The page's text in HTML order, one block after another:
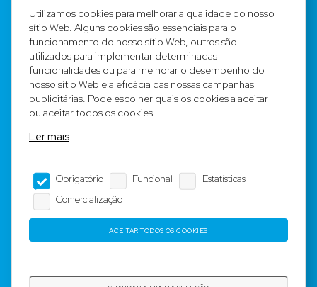
Registar
Equipa
Notícia legal
Editorial
Proteção de dados
Utilizamos cookies para melhorar a qualidade do nosso
sítio Web. Alguns cookies são essenciais para o
funcionamento do nosso sítio Web, outros são
utilizados para implementar determinadas
funcionalidades ou para melhorar o desempenho do
nosso sítio Web e a eficácia das nossas campanhas
publicitárias. Pode escolher quais os cookies a aceitar
ou aceitar todos os cookies.
Ler mais
Obrigatório Funcional
Estatísticas
Comercialização
ACEITAR TODOS OS COOKIES